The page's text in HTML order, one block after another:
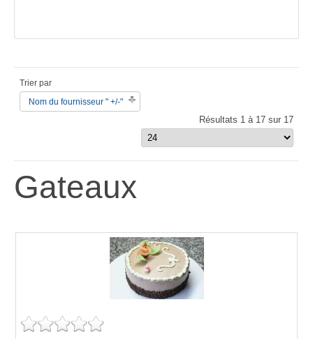
Trier par
Nom du fournisseur " +/-"
Résultats 1 à 17 sur 17
Gateaux